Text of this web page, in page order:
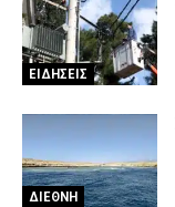
ΕΙΔΗΣΕΙΣ
ΔΙΕΘΝΗ